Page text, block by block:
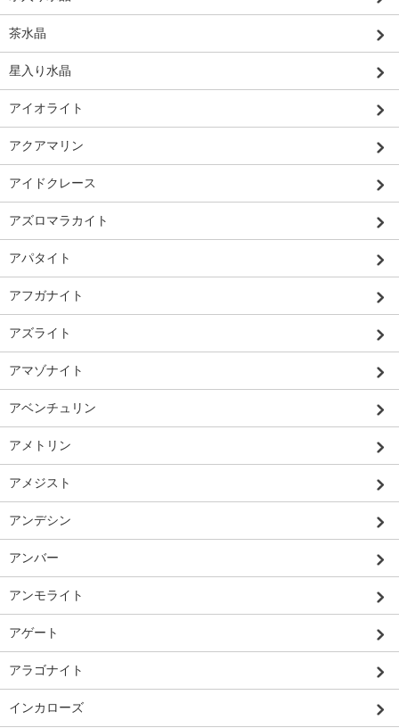
茶水晶
星入り水晶
アイオライト
アクアマリン
アイドクレース
アズロマラカイト
アパタイト
アフガナイト
アズライト
アマゾナイト
アベンチュリン
アメトリン
アメジスト
アンデシン
アンバー
アンモライト
アゲート
アラゴナイト
インカローズ